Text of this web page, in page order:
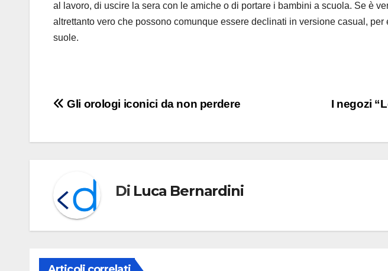
al lavoro, di uscire la sera con le amiche o di portare i bambini a scuola. Se è
altrettanto vero che possono comunque essere declinati in versione casual,
suole.
Navigazione
I negozi
Gli orologi iconici da non perdere
Di Luca Bernardini